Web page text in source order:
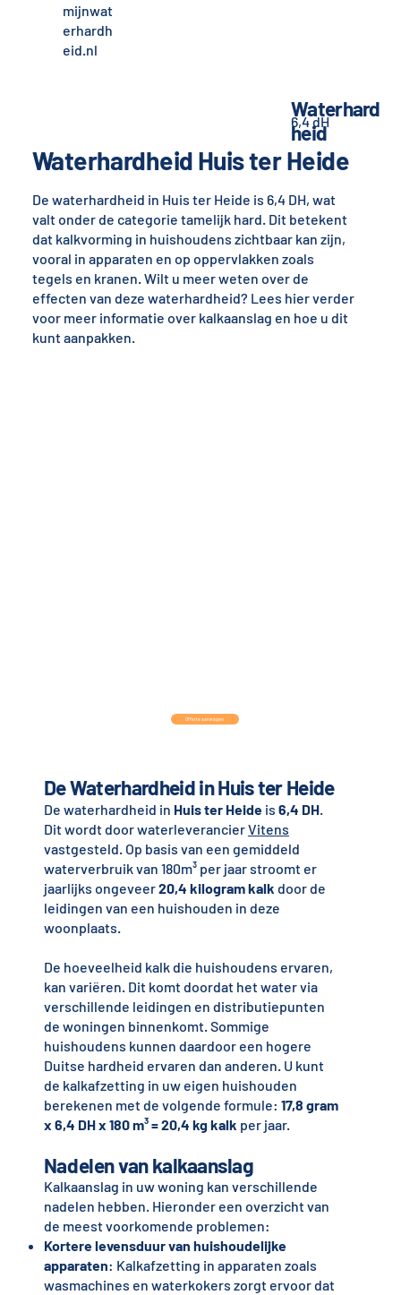
mijnwat
erhardh
eid.nl
Waterhardheid Huis ter Heide
De waterhardheid in Huis ter Heide is 6,4 DH, wat
valt onder de categorie tamelijk hard. Dit betekent
dat kalkvorming in huishoudens zichtbaar kan zijn,
vooral in apparaten en op oppervlakken zoals
tegels en kranen. Wilt u meer weten over de
effecten van deze waterhardheid? Lees hier verder
voor meer informatie over kalkaanslag en hoe u dit
kunt aanpakken.
Waterhard
heid
6,4 dH
De Waterhardheid in Huis ter Heide
De waterhardheid in Huis ter Heideis 6,4 DH.
Dit wordt door waterleverancierVitens
vastgesteld. Op basis van een gemiddeld
waterverbruik van 180m³ per jaar stroomt er
jaarlijks ongeveer20,4 kilogram kalk door de
leidingen van een huishouden in deze
woonplaats.
De hoeveelheid kalk die huishoudens ervaren,
kan variëren. Dit komt doordat het water via
verschillende leidingen en distributiepunten
de woningen binnenkomt. Sommige
huishoudens kunnen daardoor een hogere
Duitse hardheid ervaren dan anderen. U kunt
de kalkafzetting in uw eigen huishouden
berekenen met de volgende formule: 17,8 gram
x 6,4 DH x 180 m³ = 20,4 kg kalk per jaar.
Nadelen van kalkaanslag
Kalkaanslag in uw woning kan verschillende
nadelen hebben. Hieronder een overzicht van
de meest voorkomende problemen:
Kortere levensduur van huishoudelijke
apparaten: Kalkafzetting in apparaten zoals
wasmachines en waterkokers zorgt ervoor dat
Offerte aanvragen